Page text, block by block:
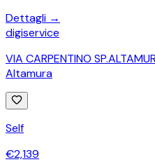
Dettagli →
digiservice
VIA CARPENTINO
Altamura
Self
€2,139